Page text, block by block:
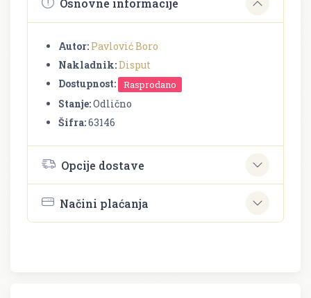
Osnovne informacije
Autor: Pavlović Boro
Nakladnik:Disput
Dostupnost:
Rasprodano
Stanje:Odlično
Šifra:63146
Opcije dostave
Načini plaćanja